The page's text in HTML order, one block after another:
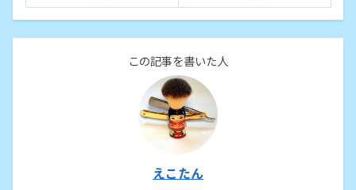
この記事を書いた人
えこたん